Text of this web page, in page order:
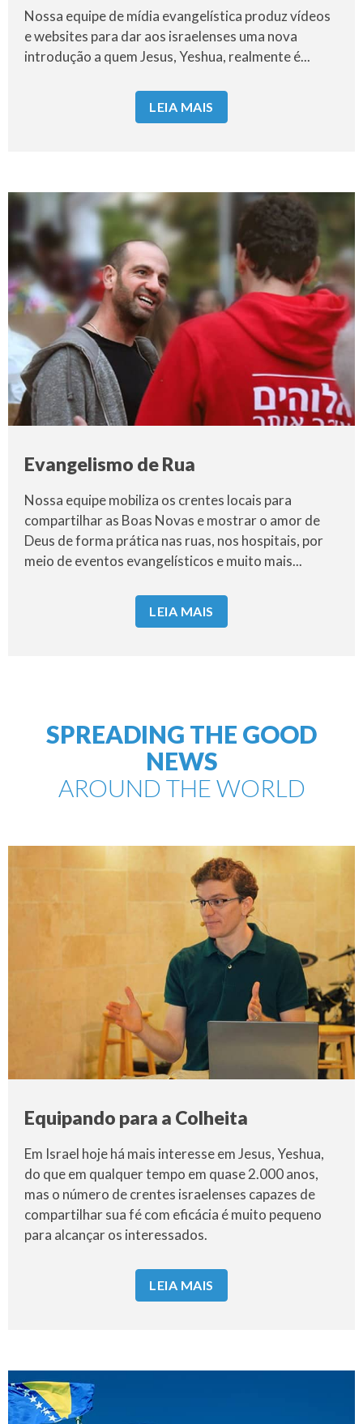
Nossa equipe de mídia evangelística produz vídeos
e websites para dar aos israelenses uma nova
introdução a quem Jesus, Yeshua, realmente é...
LEIA MAIS
Evangelismo de Rua
Nossa equipe mobiliza os crentes locais para
compartilhar as Boas Novas e mostrar o amor de
Deus de forma prática nas ruas, nos hospitais, por
meio de eventos evangelísticos e muito mais...
LEIA MAIS
SPREADING THE GOOD
NEWS
AROUND THE WORLD
Equipando para a Colheita
Em Israel hoje há mais interesse em Jesus, Yeshua,
do que em qualquer tempo em quase 2.000 anos,
mas o número de crentes israelenses capazes de
compartilhar sua fé com eficácia é muito pequeno
para alcançar os interessados.
LEIA MAIS